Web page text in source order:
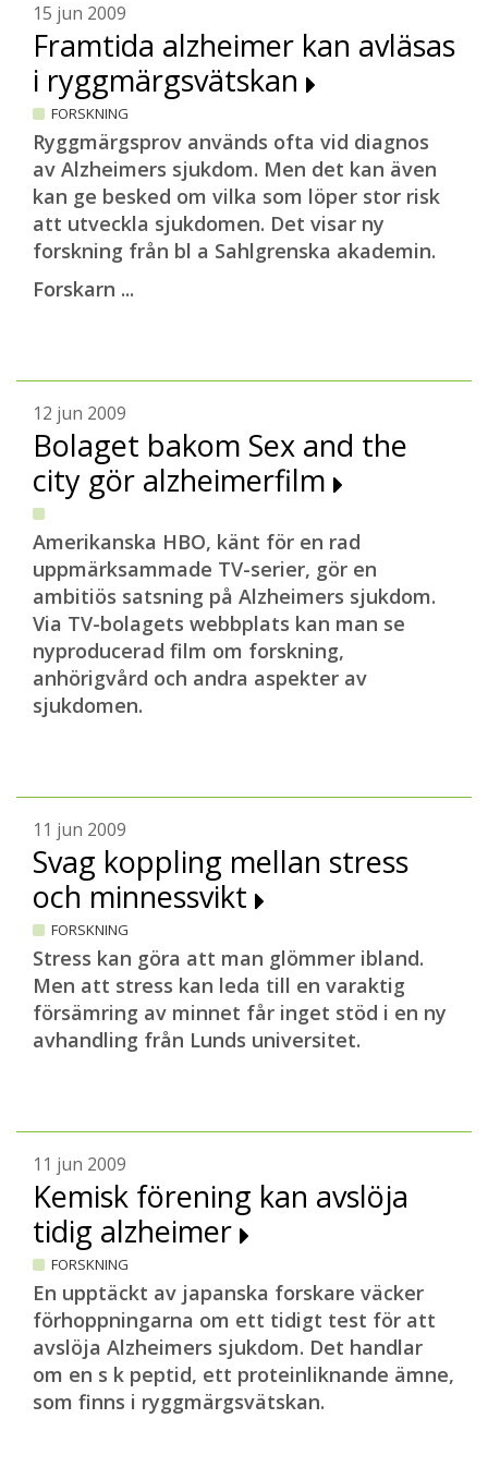
15 jun 2009
Framtida alzheimer kan avläsas
i ryggmärgsvätskan
FORSKNING
Ryggmärgsprov används ofta vid diagnos
av Alzheimers sjukdom. Men det kan även
kan ge besked om vilka som löper stor risk
att utveckla sjukdomen. Det visar ny
forskning från bl a Sahlgrenska akademin.
Forskarn ...
12 jun 2009
Bolaget bakom Sex and the
city gör alzheimerfilm
Amerikanska HBO, känt för en rad
uppmärksammade TV-serier, gör en
ambitiös satsning på Alzheimers sjukdom.
Via TV-bolagets webbplats kan man se
nyproducerad film om forskning,
anhörigvård och andra aspekter av
sjukdomen.
11 jun 2009
Svag koppling mellan stress
och minnessvikt
FORSKNING
Stress kan göra att man glömmer ibland.
Men att stress kan leda till en varaktig
försämring av minnet får inget stöd i en ny
avhandling från Lunds universitet.
11 jun 2009
Kemisk förening kan avslöja
tidig alzheimer
FORSKNING
En upptäckt av japanska forskare väcker
förhoppningarna om ett tidigt test för att
avslöja Alzheimers sjukdom. Det handlar
om en s k peptid, ett proteinliknande ämne,
som finns i ryggmärgsvätskan.